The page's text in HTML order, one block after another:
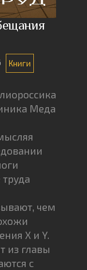
Книги
Меда
чем
X и Y.
из главы
с